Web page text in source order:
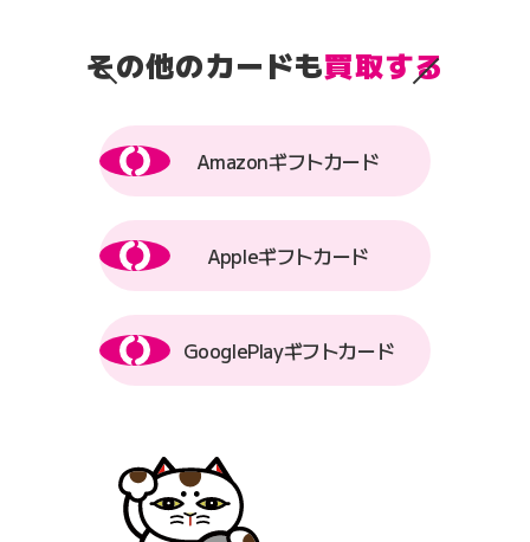
その他のカードも買取する
Amazonギフトカード
Appleギフトカード
GooglePlayギフトカード